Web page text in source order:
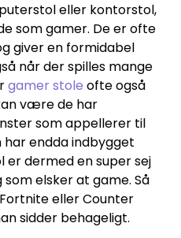
eller kontorstol,
som gamer. De er ofte
giver en formidabel
når der spilles mange
gamer stole ofte også
være de har
som appellerer til
endda indbygget
er dermed en super sej
elsker at game. Så
eller Counter
sidder behageligt.